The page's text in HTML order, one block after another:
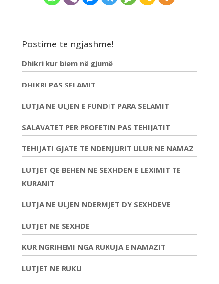
Postime te ngjashme!
Dhikri kur biem në gjumë
DHIKRI PAS SELAMIT
LUTJA NE ULJEN E FUNDIT PARA SELAMIT
SALAVATET PER PROFETIN PAS TEHIJATIT
TEHIJATI GJATE TE NDENJURIT ULUR NE NAMAZ
LUTJET QE BEHEN NE SEXHDEN E LEXIMIT TE
KURANIT
LUTJA NE ULJEN NDERMJET DY SEXHDEVE
LUTJET NE SEXHDE
KUR NGRIHEMI NGA RUKUJA E NAMAZIT
LUTJET NE RUKU